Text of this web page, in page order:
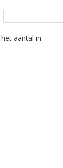
het aantal in